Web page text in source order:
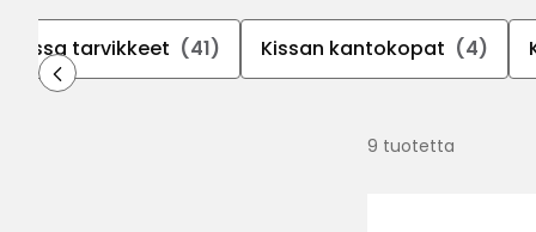
Kissa tarvikkeet (41) Kissan kantokopat (4)
9 tuotetta